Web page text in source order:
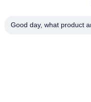
Element-Mangel-
Good day, what product